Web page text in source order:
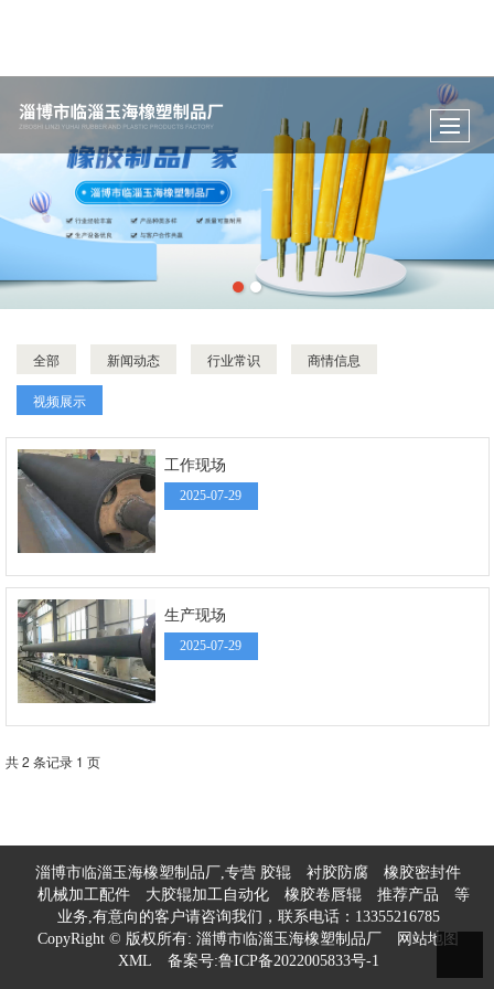
全部 新闻动态 行业常识 商情信息
视频展示
工作现场
2025-07-29
生产现场
2025-07-29
共 2 条记录 1 页
淄博市临淄玉海橡塑制品厂,专营 胶辊 衬胶防腐
橡胶密封件
机械加工配件
大胶辊加工自动化 橡胶卷唇辊 推荐产品
等
业务,有意向的客户请咨询我们，联系电话： 13355216785
CopyRight © 版权所有:淄博市临淄玉海橡塑制品厂
网站地图
XML
备案号:鲁ICP备2022005833号-1